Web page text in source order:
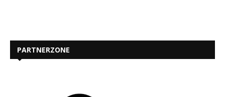
PARTNERZONE